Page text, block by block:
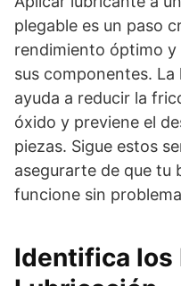
plegable es un paso
rendimiento óptimo
sus componentes.
ayuda a reducir la
óxido y previene el
piezas. Sigue estos
asegurarte de que tu
funcione sin
Identifica los